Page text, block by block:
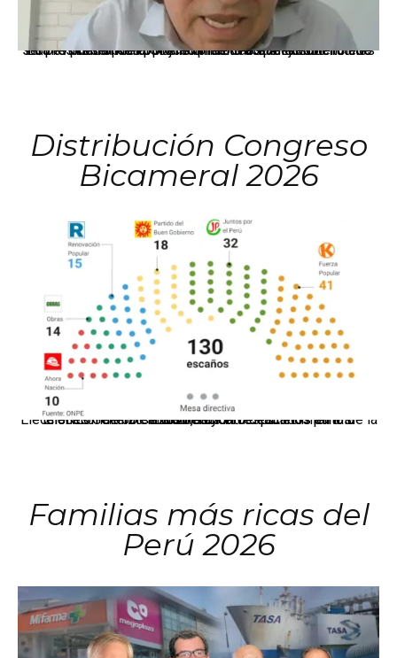
La presidenta Keiko Fujimori informó que la solicitud de indulto presentada por el expresidente Alejandro Toledo será evaluada por la Comisión de Gracias Presidenciales conforme al procedimiento establecido.
Distribución Congreso
Bicameral 2026
El JNE oficializó la distribución de escaños para la elección de 60 senadores y 130 diputados en las Elecciones Generales 2026, tras el restablecimiento de la Bicameralidad.
Familias más ricas del
Perú 2026